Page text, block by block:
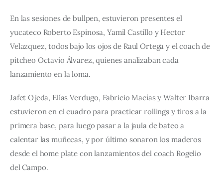
En las sesiones de bullpen, estuvieron presentes el
yucateco Roberto Espinosa, Yamil Castillo y Hector
Velazquez, todos bajo los ojos de Raul Ortega y el coach de
pitcheo Octavio Álvarez, quienes analizaban cada
lanzamiento en la loma.
Jafet Ojeda, Elías Verdugo, Fabricio Macías y Walter Ibarra
estuvieron en el cuadro para practicar rollings y tiros a la
primera base, para luego pasar a la jaula de bateo a
calentar las muñecas, y por último sonaron los maderos
desde el home plate con lanzamientos del coach Rogelio
del Campo.